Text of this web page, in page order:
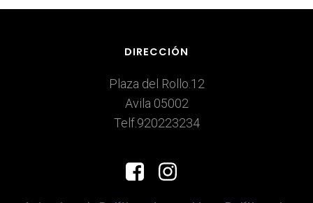
DIRECCIÓN
Plaza del Rollo.12
Avila 05002
Telf.920223234